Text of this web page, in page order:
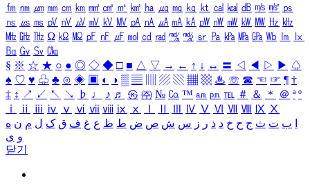
㎙ ㎚ ㎛ ㎜ ㎝ ㎞ ㎟ ㎠ ㎡ ㎢ ㏊ ㎍ ㎎ ㎏ ㏏ ㎈ ㎉ ㏈ ㎧ ㎨ ㎰
㎱ ㎲ ㎳ ㎴ ㎵ ㎶ ㎷ ㎸ ㎹ ㎀ ㎁ ㎂ ㎃ ㎄ ㎺ ㎻ ㎽ ㎾ ㎿ ㎐ ㎑
㎒ ㎓ ㎔ Ω ㏀ ㏁ ㎊ ㎋ ㎌ ㏖ ㏅ ㎭ ㎮ ㎯ ㏛ ㎩ ㎪ ㎫ ㎬ ㏝ ㏐
㏓
㏃ ㏉ ㏜ ㏆
§ ※ ☆ ★ ○ ● ◎ ◇ ◆ □ ■ △ ▽ → ← ↑ ↓ ↔ 〓 ◁ ◀ ▷ ▶ ♤
♠ ♡ ♥ ♧ ♣ ⊙ ◈ ▣ ◐ ◑ ▒ ▤ ▨ ▧ ▦ ▩ ♨ ☏ ☎ ☜ ☞ ¶ †
‡ ↕ ↗ ↙ ↖ ↘ ♭ ♩ ♪ ♬ ㉿ ㈜ № ㏇ ™ ㏂ ㏘ ℡ ＃ ＆ ＊ ＠ ª º
ⅰ
ⅱ ⅲ ⅳ ⅴ ⅵ ⅶ ⅷ ⅸ ⅹ Ⅳ Ⅴ Ⅵ Ⅶ Ⅷ Ⅸ Ⅹ
ب ت ث ج ح خ د ذ ر ز س ش ص ض ط ظ ع غ ف ق ک ل م ن ه
و ی
닫기